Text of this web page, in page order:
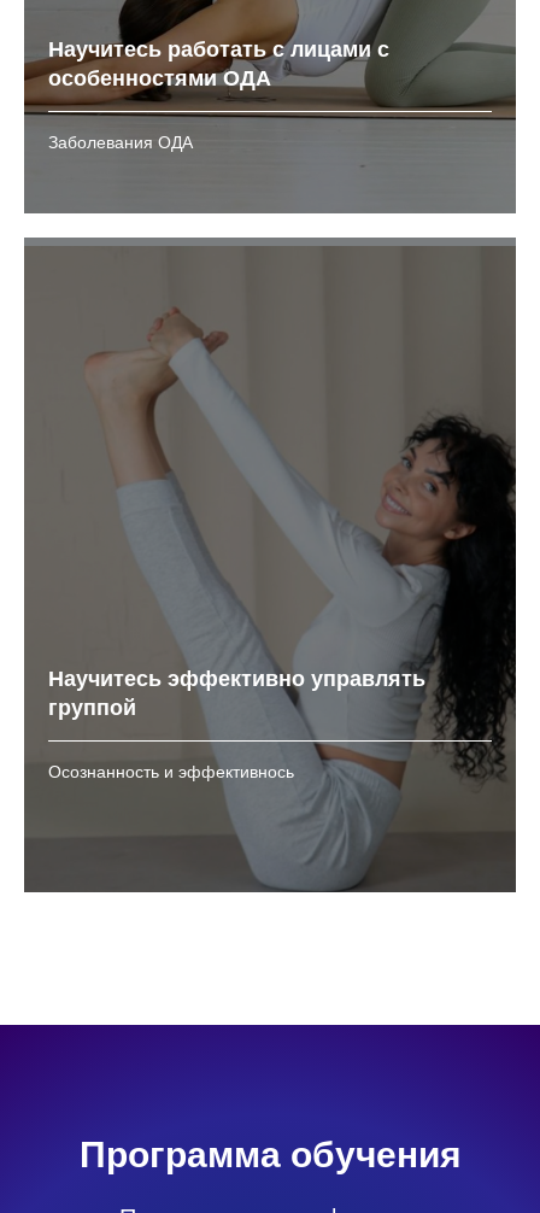
Научитесь работать с лицами с
особенностями ОДА
Заболевания ОДА
Научитесь эффективно управлять
группой
Осознанность и эффективнось
Программа обучения